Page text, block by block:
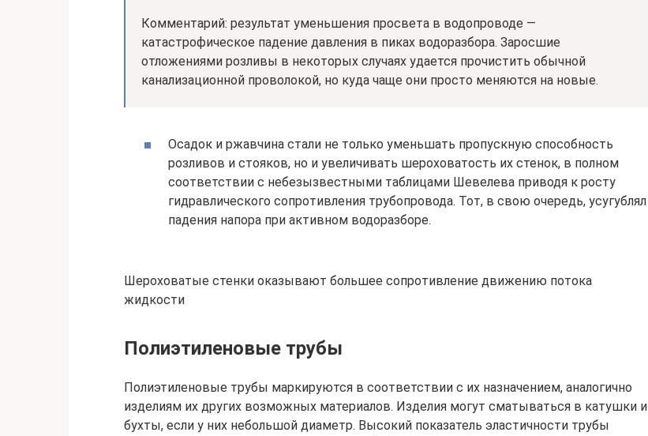
Комментарий: результат уменьшения просвета в водопроводе —
катастрофическое падение давления в пиках водоразбора. Заросшие
отложениями розливы в некоторых случаях удается прочистить обычной
канализационной проволокой, но куда чаще они просто меняются на новые.
Осадок и ржавчина стали не только уменьшать пропускную способность
розливов и стояков, но и увеличивать шероховатость их стенок, в полном
соответствии с небезызвестными таблицами Шевелева приводя к росту
гидравлического сопротивления трубопровода. Тот, в свою очередь, усугублял
падения напора при активном водоразборе.
Шероховатые стенки оказывают большее сопротивление движению потока
жидкости
Полиэтиленовые трубы
Полиэтиленовые трубы маркируются в соответствии с их назначением, аналогично
изделиям их других возможных материалов. Изделия могут сматываться в катушки и
бухты, если у них небольшой диаметр. Высокий показатель эластичности трубы